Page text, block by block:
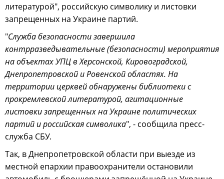
литературой", российскую символику и листовки
запрещенных на Украине партий.
"Служба безопасности завершила
контрразведывательные (безопасности) мероприятия
на объектах УПЦ в Херсонской, Кировоградской,
Днепропетровской и Ровенской областях. На
территории церквей обнаружены библиотеки с
прокремлевской литературой, агитационные
листовки запрещенных на Украине политических
партий и российская символика", - сообщила пресс-
служба СБУ.
Так, в Днепропетровской области при выезде из
местной епархии правоохранители остановили